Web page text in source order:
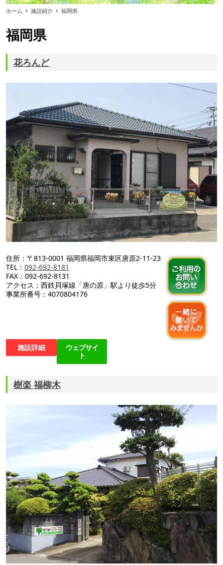
ホーム 施設紹介 福岡県
福岡県
花ろんど
住所：〒813-0001 福岡県福岡市東区唐原2-11-23
TEL： 092-692-8181
FAX：092-692-8131
アクセス：西鉄貝塚線「唐の原」駅より徒歩5分
事業所番号：4070804176
施設詳細
ウェブサイ
ト
樹楽 福柳木